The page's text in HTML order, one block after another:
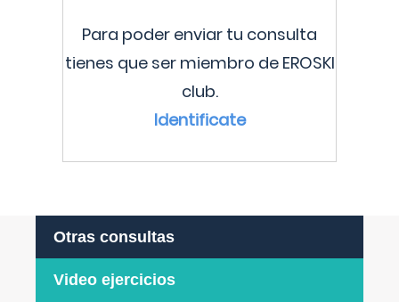
Para poder enviar tu consulta
tienes que ser miembro de EROSKI
club.
Identificate
Otras consultas
Video ejercicios